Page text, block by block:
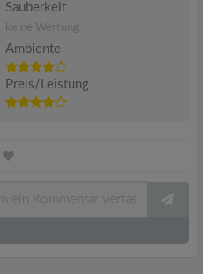
Sauberkeit
keine Wertung
Ambiente
Preis/Leistung